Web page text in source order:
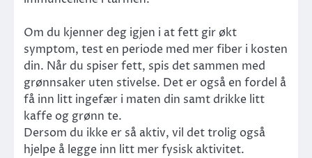
Om du kjenner deg igjen i at fett gir økt
symptom, test en periode med mer fiber i kosten
din. Når du spiser fett, spis det sammen med
grønnsaker uten stivelse. Det er også en fordel å
få inn litt ingefær i maten din samt drikke litt
kaffe og grønn te.
Dersom du ikke er så aktiv, vil det trolig også
hjelpe å legge inn litt mer fysisk aktivitet.